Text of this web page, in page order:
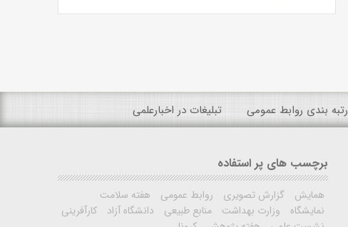
رتبه بندی روابط عمومی تبلیغات در اخبارعلمی
برچسب های پر استفاده
همایش گزارش تصویری روابط عمومی
هفته سلامت
نمایشگاه
وزارت بهداشت منابع طبیعی دانشگاه آزاد
کارآفرینی